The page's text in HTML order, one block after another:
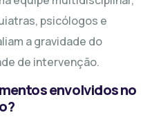
psicólogos e
a gravidade do
de intervenção.
envolvidos no